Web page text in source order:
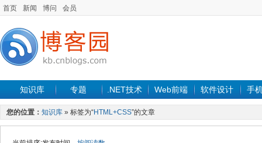
首页 新闻 博问 会员
知识库 专题 .NET技术 Web前端 软件设计 手
您的位置： 知识库 » 标签为“HTML+CSS”的文章